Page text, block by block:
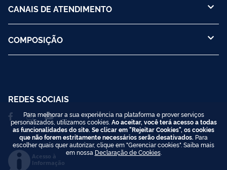
CANAIS DE ATENDIMENTO
COMPOSIÇÃO
REDES SOCIAIS
Acesso à
Informação
Para melhorar a sua experiência na plataforma e prover serviços
personalizados, utilizamos cookies. Ao aceitar, você terá acesso a todas
as funcionalidades do site. Se clicar em "Rejeitar Cookies", os cookies
que não forem estritamente necessários serão desativados. Para
escolher quais quer autorizar, clique em "Gerenciar cookies". Saiba mais
em nossa Declaração de Cookies.